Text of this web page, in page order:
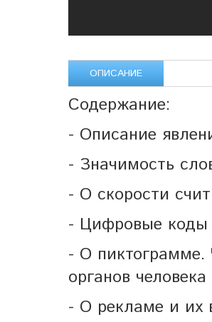
ОПИСАНИЕ
Содержание:
- Описание
- Значимость
- О скорости
- Цифровые коды
- О пиктограмме.
органов человека
- О рекламе и их